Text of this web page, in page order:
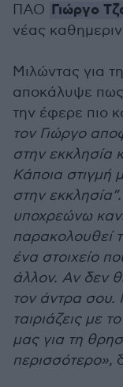
ΠΑΟ Γιώργο
νέας
Μιλώντας για
αποκάλυψε πως
την έφερε πιο
τον Γιώργο
στην εκκλησία
Κάποια στιγμή
στην
υποχρεώνω
παρακολουθεί
ένα στοιχείο
άλλον. Αν δεν
τον άντρα σου.
ταιριάζεις με
μας για τη
περισσότερο»,